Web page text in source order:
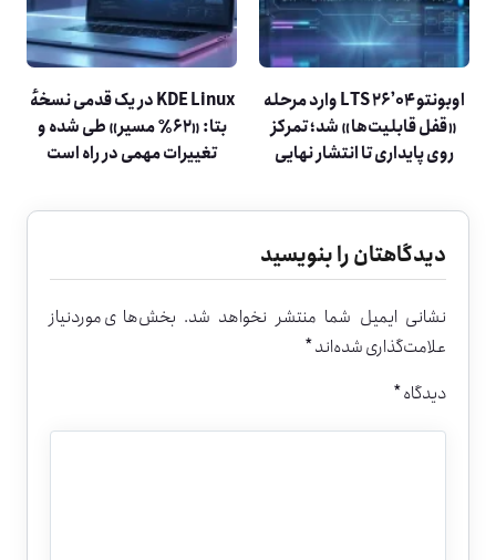
اوبونتو ۲۶٫۰۴ LTS وارد مرحله
«قفل قابلیت‌ها» شد؛ تمرکز
روی پایداری تا انتشار نهایی
KDE Linux در یک قدمی نسخهٔ
بتا: «۶۲٪ مسیر» طی شده و
تغییرات مهمی در راه است
دیدگاهتان را بنویسید
نشانی ایمیل شما منتشر نخواهد شد. بخش‌های موردنیاز
علامت‌گذاری شده‌اند*
دیدگاه*